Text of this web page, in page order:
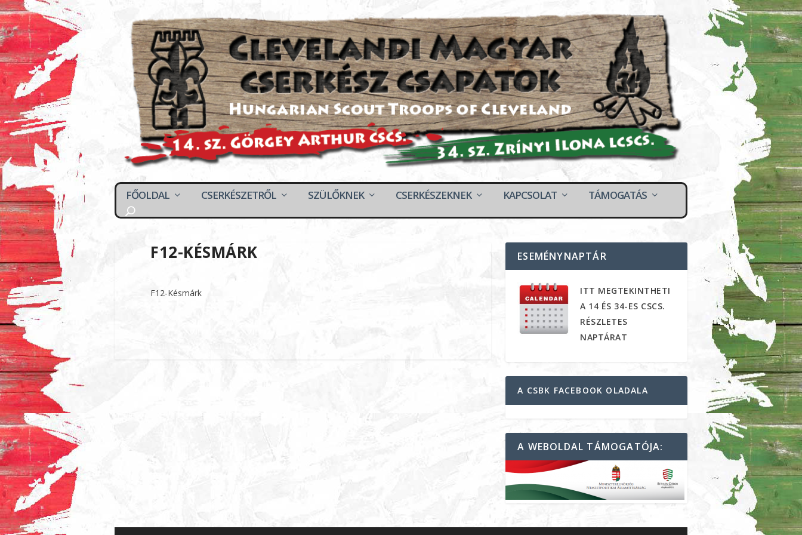
FŐOLDAL CSERKÉSZETRŐL SZÜLŐKNEK CSERKÉSZEKNEK KAPCSOLAT TÁMOGATÁS
F12-KÉSMÁRK
F12-Késmárk
ESEMÉNYNAPTÁR
ITT MEGTEKINTHETI
A 14 ÉS 34-ES CSCS.
RÉSZLETES
NAPTÁRAT
A CSBK FACEBOOK OLADALA
A WEBOLDAL TÁMOGATÓJA: